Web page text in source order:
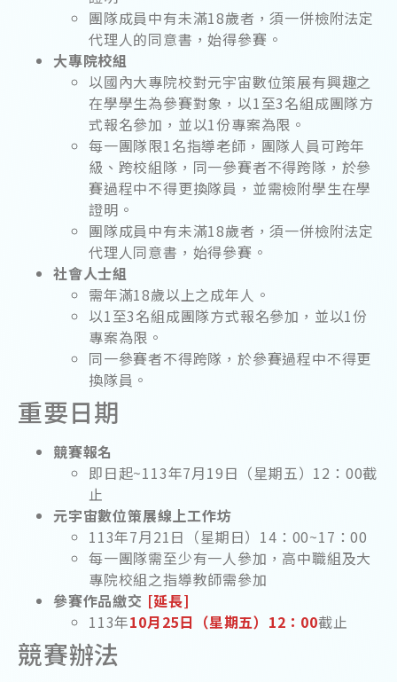
團隊成員中有未滿18歲者，須一併檢附法定
代理人的同意書，始得參賽。
大專院校組
以國內大專院校對元宇宙數位策展有興趣之
在學學生為參賽對象，以1至3名組成團隊方
式報名參加，並以1份專案為限。
每一團隊限1名指導老師，團隊人員可跨年
級、跨校組隊，同一參賽者不得跨隊，於參
賽過程中不得更換隊員，並需檢附學生在學
證明。
團隊成員中有未滿18歲者，須一併檢附法定
代理人同意書，始得參賽。
社會人士組
需年滿18歲以上之成年人。
以1至3名組成團隊方式報名參加，並以1份
專案為限。
同一參賽者不得跨隊，於參賽過程中不得更
換隊員。
重要日期
競賽報名
即日起~113年7月19日（星期五）12：00截
止
元宇宙數位策展線上工作坊
113年7月21日（星期日）14：00~17：00
每一團隊需至少有一人參加，高中職組及大
專院校組之指導教師需參加
參賽作品繳交 [延長]
113年10月25日（星期五）12：00截止
競賽辦法